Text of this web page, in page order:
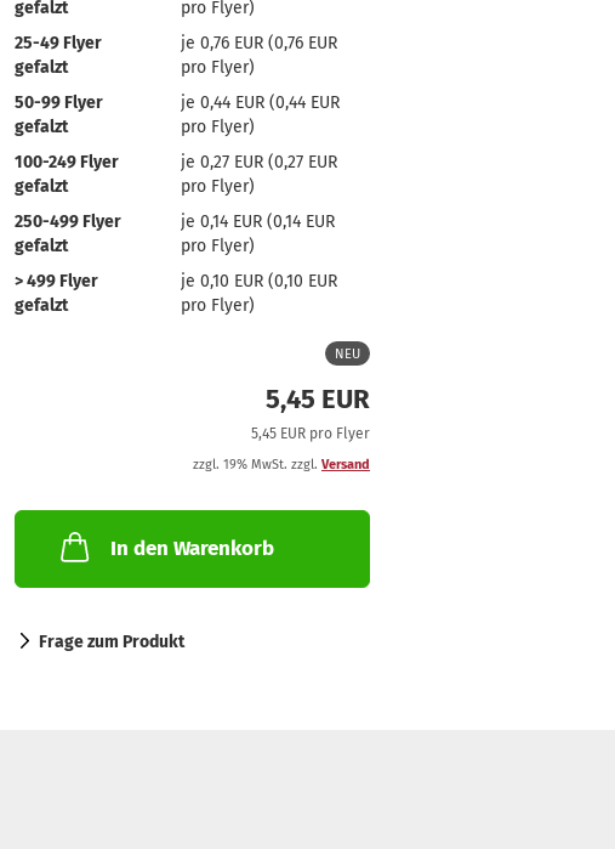
gefalzt
pro Flyer)
25-49 Flyer
gefalzt
je 0,76 EUR (0,76 EUR
pro Flyer)
50-99 Flyer
gefalzt
je 0,44 EUR (0,44 EUR
pro Flyer)
100-249 Flyer
gefalzt
je 0,27 EUR (0,27 EUR
pro Flyer)
250-499 Flyer
gefalzt
je 0,14 EUR (0,14 EUR
pro Flyer)
> 499 Flyer
gefalzt
je 0,10 EUR (0,10 EUR
pro Flyer)
NEU
5,45 EUR
5,45 EUR pro Flyer
zzgl. 19% MwSt. zzgl. Versand
In den Warenkorb
Frage zum Produkt